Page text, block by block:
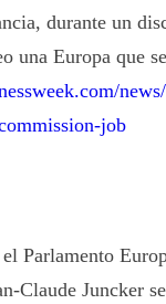
durante un
una Europa que
job
Parlamento
Claude Juncker